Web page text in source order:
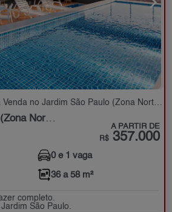
Jardim São Paulo (Zona Norte) com 2 quartos - 36 a 58 m²
Jardim São Paulo (Zona Norte)
A PARTIR DE
R$ 357.000
0 e 1 vaga
36 a 58 m²
completo.
São Paulo.